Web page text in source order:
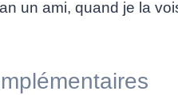
un ami, quand je la